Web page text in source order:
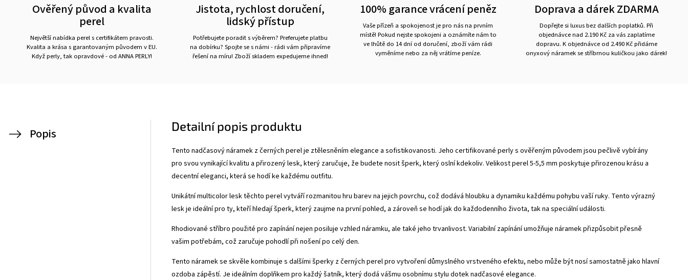
Ověřený původ a kvalita
perel
Největší nabídka perel s certifikátem pravosti.
Kvalita a krása s garantovaným původem v EU.
Když perly, tak opravdové - od ANNA PERLY!
Jistota, rychlost doručení,
lidský přístup
Potřebujete poradit s výběrem? Preferujete platbu
na dobírku? Spojte se s námi - rádi vám připravíme
řešení na míru! Zboží skladem expedujeme ihned!
100% garance vrácení peněz
Vaše přízeň a spokojenost je pro nás na prvním
místě! Pokud nejste spokojeni a oznámíte nám to
ve lhůtě do 14 dní od doručení, zboží vám rádi
vyměníme nebo za něj vrátíme peníze.
Doprava a dárek ZDARMA
Dopřejte si luxus bez dalších poplatků. Při
objednávce nad 2.190 Kč za vás zaplatíme
dopravu. K objednávce od 2.490 Kč přidáme
onyxový náramek se stříbrnou kuličkou jako dárek!
Popis Detailní popis produktu
Tento nadčasový náramek z černých perel je ztělesněním elegance a sofistikovanosti. Jeho certifikované perly s ověřeným původem jsou pečlivě vybírány
pro svou vynikající kvalitu a přirozený lesk, který zaručuje, že budete nosit šperk, který oslní kdekoliv. Velikost perel 5-5,5 mm poskytuje přirozenou krásu a
decentní eleganci, která se hodí ke každému outfitu.
Unikátní multicolor lesk těchto perel vytváří rozmanitou hru barev na jejich povrchu, což dodává hloubku a dynamiku každému pohybu vaší ruky. Tento výrazný
lesk je ideální pro ty, kteří hledají šperk, který zaujme na první pohled, a zároveň se hodí jak do každodenního života, tak na speciální události.
Rhodiované stříbro použité pro zapínání nejen posiluje vzhled náramku, ale také jeho trvanlivost. Variabilní zapínání umožňuje náramek přizpůsobit přesně
vašim potřebám, což zaručuje pohodlí při nošení po celý den.
Tento náramek se skvěle kombinuje s dalšími šperky z černých perel pro vytvoření důmyslného vrstveného efektu, nebo může být nosí samostatně jako hlavní
ozdoba zápěstí. Je ideálním doplňkem pro každý šatník, který dodá vášmu osobnímu stylu dotek nadčasové elegance.